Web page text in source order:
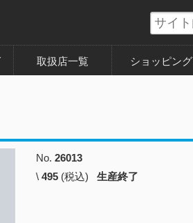
取扱店一覧 ショッピング
No. 26013
\ 495 (税込) 生産終了